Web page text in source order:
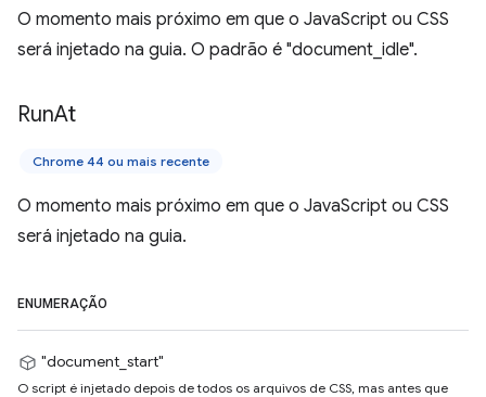
O momento mais próximo em que o JavaScript ou CSS
será injetado na guia. O padrão é "document_idle".
RunAt
Chrome 44 ou mais recente
O momento mais próximo em que o JavaScript ou CSS
será injetado na guia.
ENUMERAÇÃO
"document_start"
O script é injetado depois de todos os arquivos de CSS, mas antes que